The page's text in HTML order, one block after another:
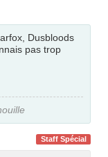
Dusbloods
pas trop
Staff Spécial